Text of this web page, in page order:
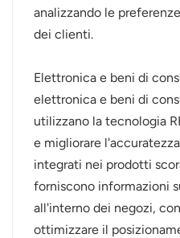
analizzando le
dei clienti.
Elettronica e beni di
elettronica e beni di
utilizzano la tecnologia
e migliorare
integrati nei prodotti
forniscono informazioni
all'interno dei negozi,
ottimizzare il